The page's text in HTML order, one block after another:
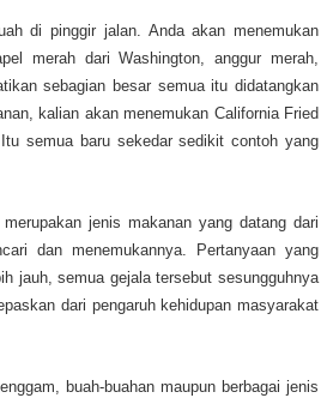
di pinggir jalan. Anda akan menemukan
merah dari Washington, anggur merah,
sebagian besar semua itu didatangkan
kalian akan menemukan California Fried
semua baru sekedar sedikit contoh yang
jenis makanan yang datang dari
dan menemukannya. Pertanyaan yang
jauh, semua gejala tersebut sesungguhnya
dari pengaruh kehidupan masyarakat
buah-buahan maupun berbagai jenis